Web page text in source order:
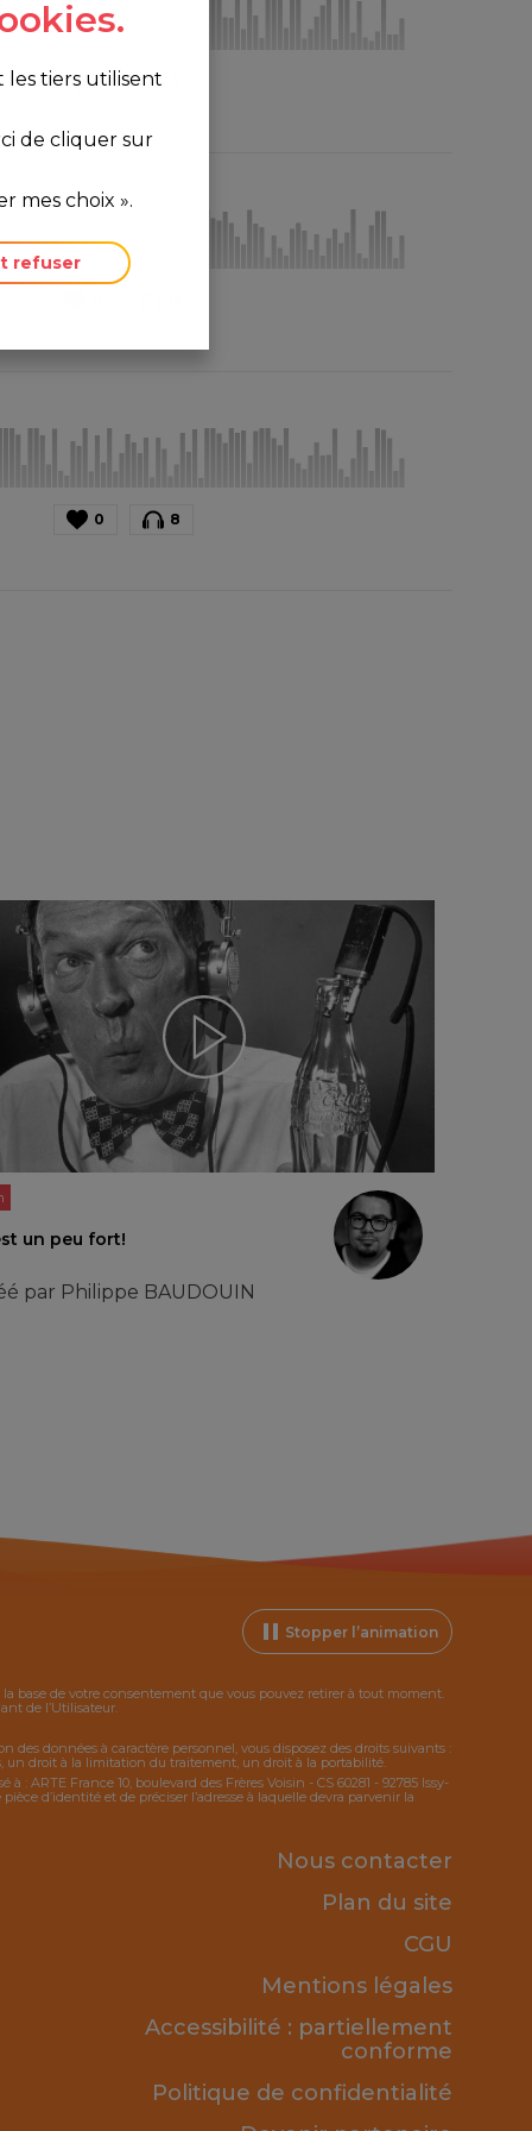
0
0 8
un peu fort!
par Philippe BAUDOUIN
Stopper l’animation
base de votre consentement que vous pouvez retirer à tout moment.
de l’Utilisateur.
des données à caractère personnel, vous disposez des droits suivants :
un droit à la limitation du traitement, un droit à la portabilité.
à : ARTE France 10, boulevard des Frères Voisin - CS 60281 - 92785 Issy-
d’identité et de préciser l’adresse à laquelle devra parvenir la
Nous contacter
Plan du site
CGU
Mentions légales
Accessibilité : partiellement
conforme
Politique de confidentialité
les tiers utilisent
de cliquer sur
mes choix ».
refuser